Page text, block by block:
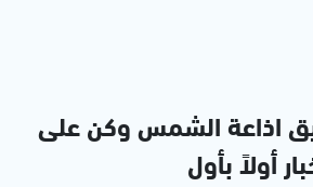
اذاعة الشمس وكن على
أولاً بأول